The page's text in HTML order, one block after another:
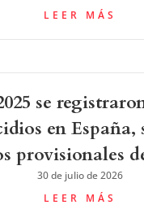
LEER MÁS
se
en España,
provisionales
30 de julio de 2026
LEER MÁS